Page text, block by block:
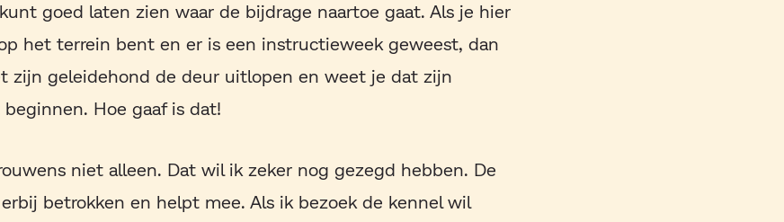
goed laten zien waar de bijdrage naartoe gaat. Als je hier
het terrein bent en er is een instructieweek geweest, dan
zijn geleidehond de deur uitlopen en weet je dat zijn
Hoe gaaf is dat!
niet alleen. Dat wil ik zeker nog gezegd hebben. De
betrokken en helpt mee. Als ik bezoek de kennel wil